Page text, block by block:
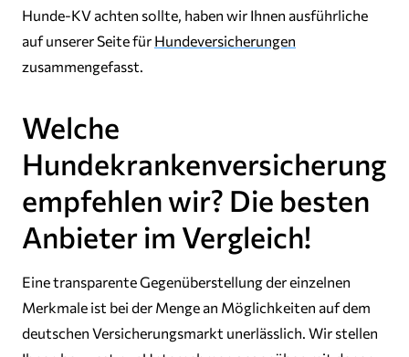
Hunde-KV achten sollte, haben wir Ihnen ausführliche
auf unserer Seite für Hundeversicherungen
zusammengefasst.
Welche
Hundekrankenversicherung
empfehlen wir? Die besten
Anbieter im Vergleich!
Eine transparente Gegenüberstellung der einzelnen
Merkmale ist bei der Menge an Möglichkeiten auf dem
deutschen Versicherungsmarkt unerlässlich. Wir stellen